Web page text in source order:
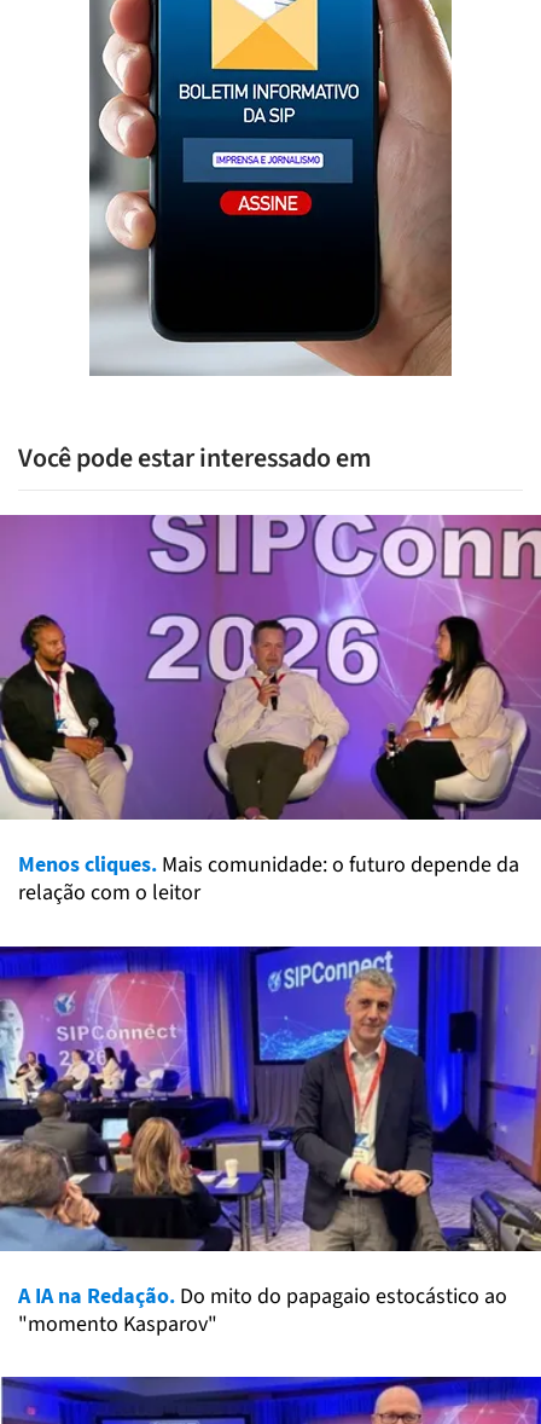
Você pode estar interessado em
Menos cliques. Mais comunidade: o futuro depende da
relação com o leitor
A IA na Redação. Do mito do papagaio estocástico ao
"momento Kasparov"